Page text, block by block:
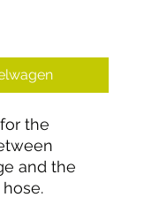
the
and the